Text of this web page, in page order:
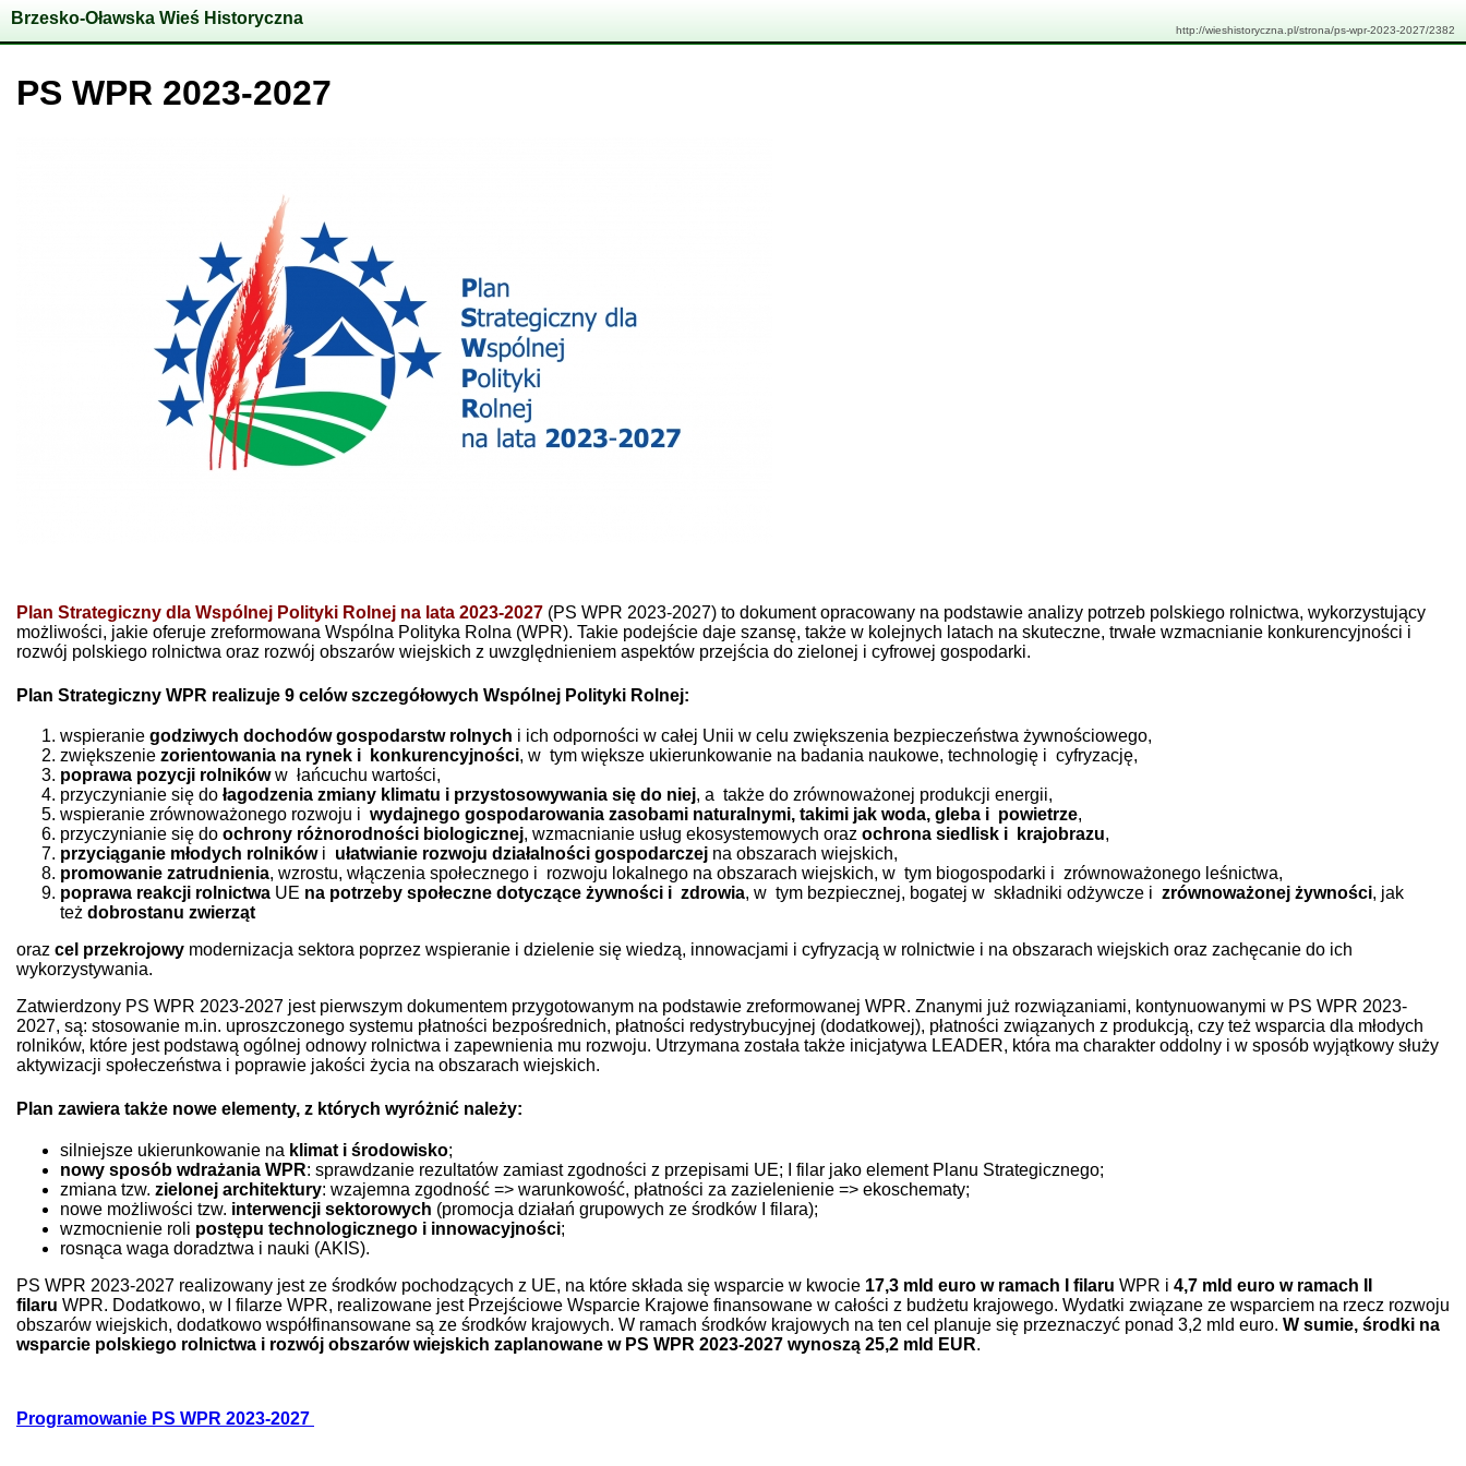
Brzesko-Oławska Wieś Historyczna
http://wieshistoryczna.pl/strona/ps-wpr-2023-2027/2382
PS WPR 2023-2027
Plan Strategiczny dla Wspólnej Polityki Rolnej na lata 2023-2027 (PS WPR 2023-2027) to dokument opracowany na podstawie analizy potrzeb polskiego rolnictwa, wykorzystujący
możliwości, jakie oferuje zreformowana Wspólna Polityka Rolna (WPR). Takie podejście daje szansę, także w kolejnych latach na skuteczne, trwałe wzmacnianie konkurencyjności i
rozwój polskiego rolnictwa oraz rozwój obszarów wiejskich z uwzględnieniem aspektów przejścia do zielonej i cyfrowej gospodarki.
Plan Strategiczny WPR realizuje 9 celów szczegółowych Wspólnej Polityki Rolnej:
wspieranie godziwych dochodów gospodarstw rolnych i ich odporności w całej Unii w celu zwiększenia bezpieczeństwa żywnościowego,
zwiększenie zorientowania na rynek i konkurencyjności, w tym większe ukierunkowanie na badania naukowe, technologię i cyfryzację,
poprawa pozycji rolnikóww łańcuchu wartości,
przyczynianie się do łagodzenia zmiany klimatu i przystosowywania się do niej, a także do zrównoważonej produkcji energii,
wspieranie zrównoważonego rozwoju i wydajnego gospodarowania zasobami naturalnymi, takimi jak woda, gleba i powietrze,
przyczynianie się do ochrony różnorodności biologicznej, wzmacnianie usług ekosystemowych oraz ochrona siedlisk i krajobrazu,
przyciąganie młodych rolnikówi ułatwianie rozwoju działalności gospodarczej na obszarach wiejskich,
promowanie zatrudnienia, wzrostu, włączenia społecznego i rozwoju lokalnego na obszarach wiejskich, w tym biogospodarki i zrównoważonego leśnictwa,
poprawa reakcji rolnictwa UE na potrzeby społeczne dotyczące żywności i zdrowia, w tym bezpiecznej, bogatej w składniki odżywcze i zrównoważonej żywności, jak
też dobrostanu zwierząt
oraz cel przekrojowy modernizacja sektora poprzez wspieranie i dzielenie się wiedzą, innowacjami i cyfryzacją w rolnictwie i na obszarach wiejskich oraz zachęcanie do ich
wykorzystywania.
Zatwierdzony PS WPR 2023-2027 jest pierwszym dokumentem przygotowanym na podstawie zreformowanej WPR. Znanymi już rozwiązaniami, kontynuowanymi w PS WPR 2023-
2027, są: stosowanie m.in. uproszczonego systemu płatności bezpośrednich, płatności redystrybucyjnej (dodatkowej), płatności związanych z produkcją, czy też wsparcia dla młodych
rolników, które jest podstawą ogólnej odnowy rolnictwa i zapewnienia mu rozwoju. Utrzymana została także inicjatywa LEADER, która ma charakter oddolny i w sposób wyjątkowy służy
aktywizacji społeczeństwa i poprawie jakości życia na obszarach wiejskich.
Plan zawiera także nowe elementy, z których wyróżnić należy:
silniejsze ukierunkowanie na klimat i środowisko;
nowy sposób wdrażania WPR: sprawdzanie rezultatów zamiast zgodności z przepisami UE; I filar jako element Planu Strategicznego;
zmiana tzw. zielonej architektury: wzajemna zgodność => warunkowość, płatności za zazielenienie => ekoschematy;
nowe możliwości tzw. interwencji sektorowych (promocja działań grupowych ze środków I filara);
wzmocnienie roli postępu technologicznego i innowacyjności;
rosnąca waga doradztwa i nauki (AKIS).
PS WPR 2023-2027 realizowany jest ze środków pochodzących z UE, na które składa się wsparcie w kwocie 17,3 mld euro w ramach I filaru WPR i 4,7 mld euro w ramach II
filaru WPR. Dodatkowo, w I filarze WPR, realizowane jest Przejściowe Wsparcie Krajowe finansowane w całości z budżetu krajowego. Wydatki związane ze wsparciem na rzecz rozwoju
obszarów wiejskich, dodatkowo współfinansowane są ze środków krajowych. W ramach środków krajowych na ten cel planuje się przeznaczyć ponad 3,2 mld euro. W sumie, środki na
wsparcie polskiego rolnictwa i rozwój obszarów wiejskich zaplanowane w PS WPR 2023-2027 wynoszą 25,2 mld EUR.
Programowanie PS WPR 2023-2027